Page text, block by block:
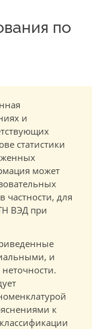
по
и
статистики
может
частности, для
ВЭД при
и
к